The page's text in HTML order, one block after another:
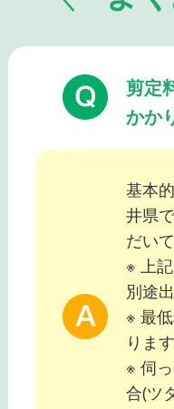
剪定
かか
基本
井県
だい
※ 上
別途
※ 最
ります
※ 伺
合(ツ